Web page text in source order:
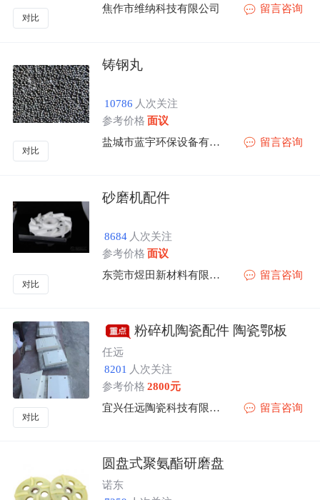
对比
焦作市维纳科技有限公司
留言咨询
对比
铸钢丸
10786 人次关注
参考价格 面议
盐城市蓝宇环保设备有限公司
留言咨询
对比
砂磨机配件
8684 人次关注
参考价格 面议
东莞市煜田新材料有限公司
留言咨询
对比
粉碎机陶瓷配件 陶瓷鄂板
任远
8201 人次关注
参考价格 2800元
宜兴任远陶瓷科技有限公司
留言咨询
圆盘式聚氨酯研磨盘
诺东